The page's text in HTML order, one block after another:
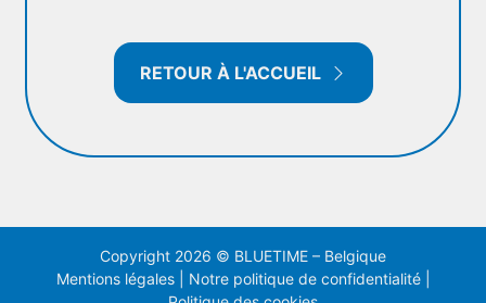
RETOUR À L'ACCUEIL
Copyright 2026 © BLUETIME – Belgique
Mentions légales| Notre politique de confidentialité|